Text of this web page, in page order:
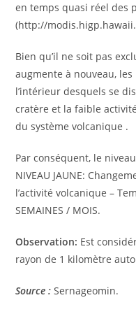
en temps quasi réel des
(http://
Bien qu’il ne soit pas
augmente à nouveau,
l’intérieur desquels se
cratère et la faible
du système volcanique .
Par conséquent, le
NIVEAU JAUNE:
l’activité volcanique –
SEMAINES / MOIS.
Observation: Est
rayon de 1 kilomètre
Source : Sernageomin.